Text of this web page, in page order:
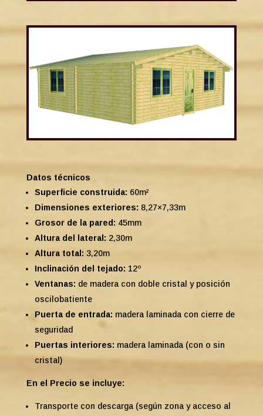
Datos técnicos
Superficie construida: 60m²
Dimensiones exteriores: 8,27×7,33m
Grosor de la pared: 45mm
Altura del lateral: 2,30m
Altura total: 3,20m
Inclinación del tejado: 12º
Ventanas: de madera con doble cristal y posición
oscilobatiente
Puerta de entrada: madera laminada con cierre de
seguridad
Puertas interiores: madera laminada (con o sin
cristal)
En el Precio se incluye:
Transporte con descarga (según zona y acceso al